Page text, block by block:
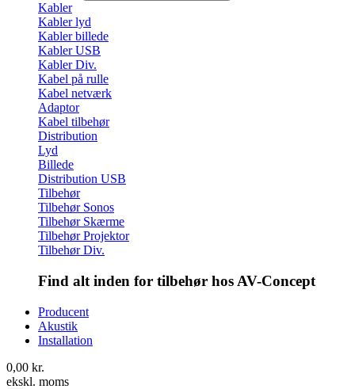
Kabler
Kabler lyd
Kabler billede
Kabler USB
Kabler Div.
Kabel på rulle
Kabel netværk
Adaptor
Kabel tilbehør
Distribution
Lyd
Billede
Distribution USB
Tilbehør
Tilbehør Sonos
Tilbehør Skærme
Tilbehør Projektor
Tilbehør Div.
Find alt inden for tilbehør hos AV-Concept
Producent
Akustik
Installation
0,00 kr.
ekskl. moms